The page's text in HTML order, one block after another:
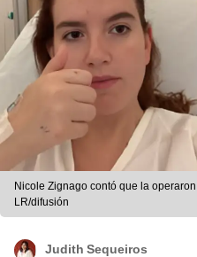
Nicole Zignago contó que la
LR/difusión
Judith Sequeiros